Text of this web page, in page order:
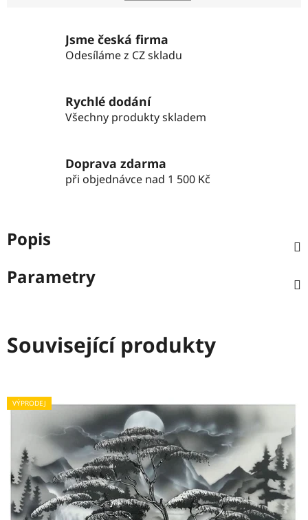
Jsme česká firma
Odesíláme z CZ skladu
Rychlé dodání
Všechny produkty skladem
Doprava zdarma
při objednávce nad 1 500 Kč
Popis
Parametry
Související produkty
VÝPRODEJ